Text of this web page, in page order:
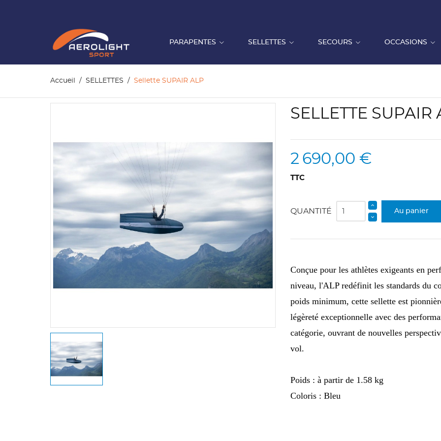
PARAPENTES SELLETTES SECOURS OCCASIONS
Accueil SELLETTES Sellette SUPAIR ALP
SELLETTE SUPAIR
2 690,00 €
TTC
QUANTITÉ Au panier
Conçue pour les athlètes exigeants en
niveau, l'ALP redéfinit les standards du
poids minimum, cette sellette est
légèreté exceptionnelle avec des
catégorie, ouvrant de nouvelles
vol.
Poids : à partir de 1.58 kg
Coloris : Bleu